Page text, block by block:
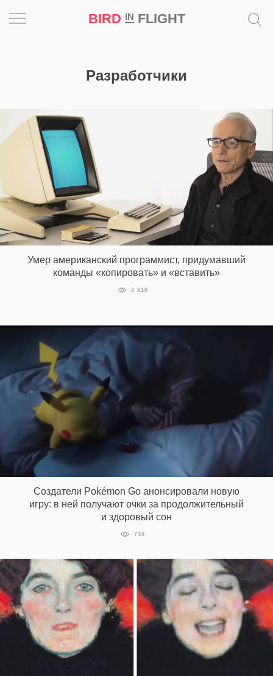
BIRD INFLIGHT
EN
UA
Разработчики
Умер американский программист, придумавший
команды «копировать» и «вставить»
3 818
Создатели Pokémon Go анонсировали новую
игру: в ней получают очки за продолжительный
и здоровый сон
719